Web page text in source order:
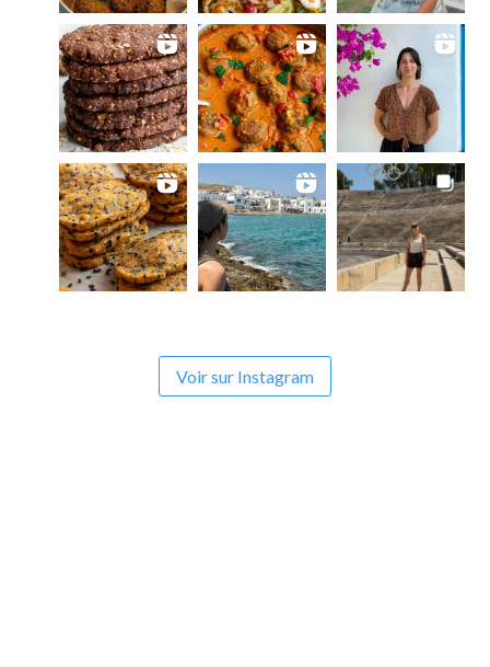
Voir sur Instagram